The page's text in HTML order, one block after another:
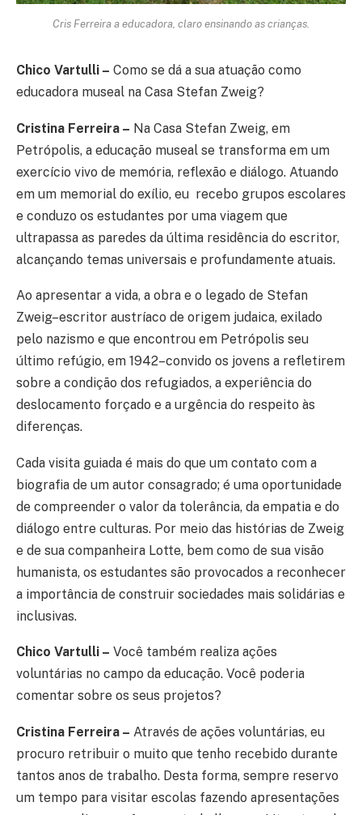
Cris Ferreira a educadora, claro ensinando as crianças.
Chico Vartulli – Como se dá a sua atuação como
educadora museal na Casa Stefan Zweig?
Cristina Ferreira – Na Casa Stefan Zweig, em
Petrópolis, a educação museal se transforma em um
exercício vivo de memória, reflexão e diálogo. Atuando
em um memorial do exílio, eu recebo grupos escolares
e conduzo os estudantes por uma viagem que
ultrapassa as paredes da última residência do escritor,
alcançando temas universais e profundamente atuais.
Ao apresentar a vida, a obra e o legado de Stefan
Zweig–escritor austríaco de origem judaica, exilado
pelo nazismo e que encontrou em Petrópolis seu
último refúgio, em 1942–convido os jovens a refletirem
sobre a condição dos refugiados, a experiência do
deslocamento forçado e a urgência do respeito às
diferenças.
Cada visita guiada é mais do que um contato com a
biografia de um autor consagrado; é uma oportunidade
de compreender o valor da tolerância, da empatia e do
diálogo entre culturas. Por meio das histórias de Zweig
e de sua companheira Lotte, bem como de sua visão
humanista, os estudantes são provocados a reconhecer
a importância de construir sociedades mais solidárias e
inclusivas.
Chico Vartulli – Você também realiza ações
voluntárias no campo da educação. Você poderia
comentar sobre os seus projetos?
Cristina Ferreira – Através de ações voluntárias, eu
procuro retribuir o muito que tenho recebido durante
tantos anos de trabalho. Desta forma, sempre reservo
um tempo para visitar escolas fazendo apresentações